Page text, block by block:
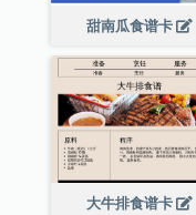
甜南瓜食谱卡
大牛排食谱卡